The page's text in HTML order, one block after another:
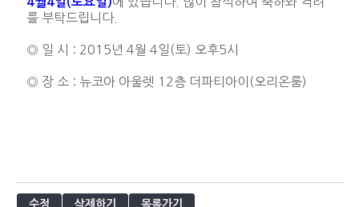
를 부탁드립니다.
◎ 일 시 : 2015년 4월 4일(토) 오후5시
◎ 장 소 : 뉴코아 아울렛 12층 더파티아이(오리온룸)
수정 삭제하기 목록가기